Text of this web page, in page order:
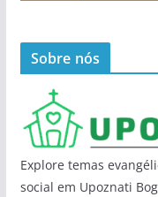
Sobre nós
Explore temas
social em Upoznati